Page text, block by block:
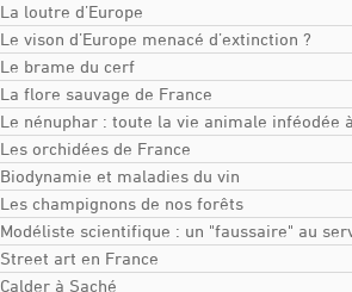
La loutre d’Europe
Le vison d’Europe menacé d’extinction ?
Le brame du cerf
La flore sauvage de France
Le nénuphar : toute la vie animale inféodée
Les orchidées de France
Biodynamie et maladies du vin
Les champignons de nos forêts
Modéliste scientifique : un "faussaire" au
Street art en France
Calder à Saché